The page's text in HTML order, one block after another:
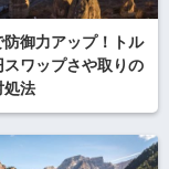
防御力アップ！トル
スワップさや取りの
処法